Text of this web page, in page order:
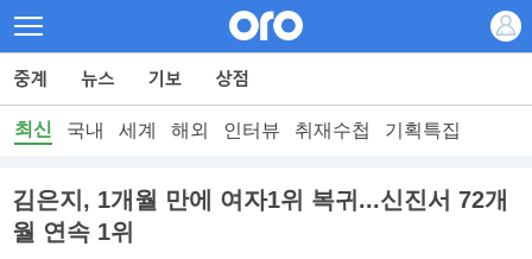
최신 국내 세계 해외 인터뷰 취재수첩 기획특집
김은지, 1개월 만에 여자1위 복귀...신진서 72개
월 연속 1위